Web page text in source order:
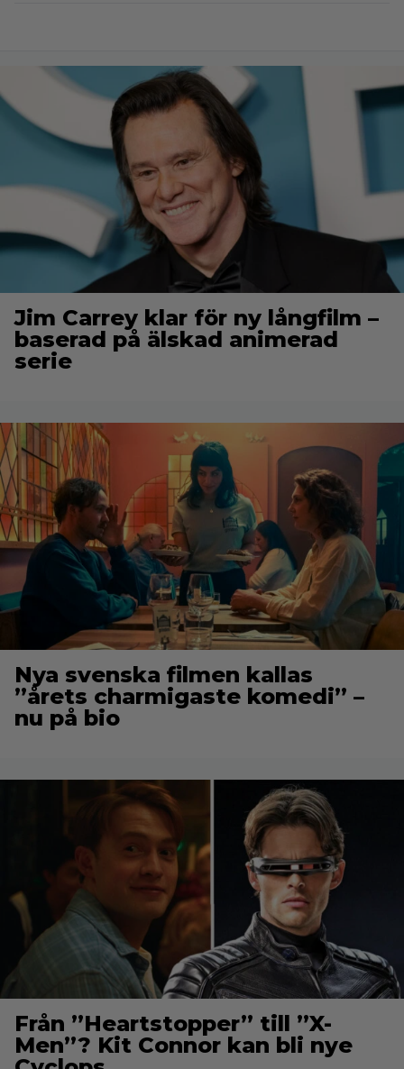
Jim Carrey klar för ny långfilm –
baserad på älskad animerad
serie
Nya svenska filmen kallas
”årets charmigaste komedi” –
nu på bio
Från ”Heartstopper” till ”X-
Men”? Kit Connor kan bli nye